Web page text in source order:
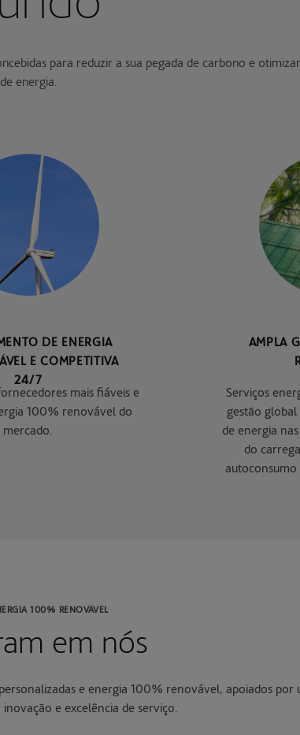
para reduzir a sua pegada de carbono e
de energia.
DE ENERGIA
E COMPETITIVA
24/7
mais fiáveis e
100% renovável do
mercado.
AMPLA
Serviços
gestão
de energia
do
autoconsumo
100% RENOVÁVEL
em nós
e energia 100% renovável, apoiados por
e excelência de serviço.